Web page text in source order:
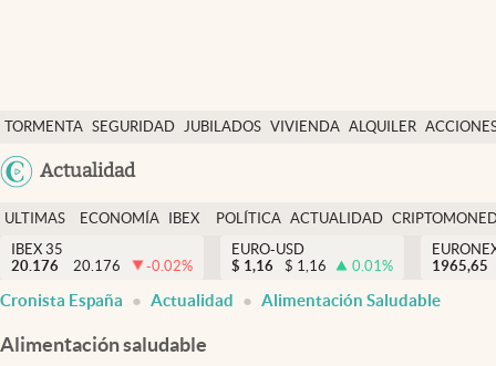
TORMENTA SEGURIDAD JUBILADOS VIVIENDA ALQUILER
USA
Colombia
Actualidad
Economía y finanzas
Política
Actualidad
Criptomonedas
España
ULTIMAS
NOTICIAS
ECONOMÍA
FINANZAS
IBEX
EURO
POLÍTICA ACTUALIDAD
IBEX 35
20.176
20.176 -0.02%
EURO-USD
$ 1,16 $ 1,16 0.01%
1965,65
Cronista España Actualidad Alimentación Saludable
Alimentación saludable